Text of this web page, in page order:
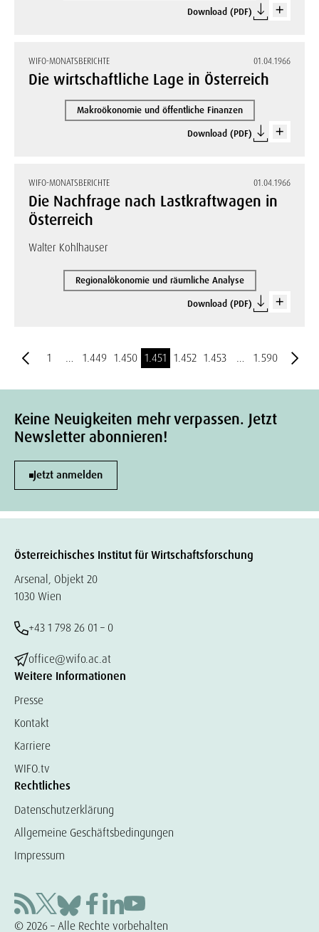
Download (PDF)
WIFO-MONATSBERICHTE 01.04.1966
Die wirtschaftliche Lage in Österreich
Makroökonomie und öffentliche Finanzen
Download (PDF)
WIFO-MONATSBERICHTE 01.04.1966
Die Nachfrage nach Lastkraftwagen in
Österreich
Walter Kohlhauser
Regionalökonomie und räumliche Analyse
Download (PDF)
1 … 1.449 1.450 1.451 1.452 1.453 … 1.590
Keine Neuigkeiten mehr verpassen. Jetzt
Newsletter abonnieren!
Jetzt anmelden
Österreichisches Institut für Wirtschaftsforschung
Arsenal, Objekt 20
1030 Wien
+43 1 798 26 01 – 0
office@wifo.ac.at
Weitere Informationen
Presse
Kontakt
Karriere
WIFO.tv
Rechtliches
Datenschutzerklärung
Allgemeine Geschäftsbedingungen
Impressum
© 2026 – Alle Rechte vorbehalten